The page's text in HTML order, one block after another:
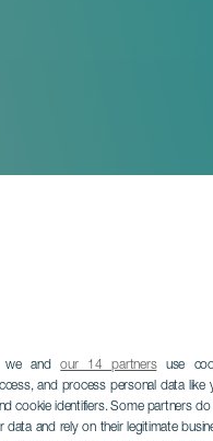
we andour 14 partnersuse
and process personal data like
cookie identifiers. Some partners
and rely on their legitimate